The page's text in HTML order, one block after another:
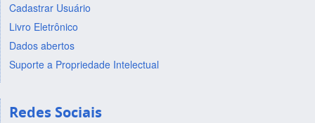
Cadastrar Usuário
Livro Eletrônico
Dados abertos
Suporte a Propriedade Intelectual
Redes Sociais